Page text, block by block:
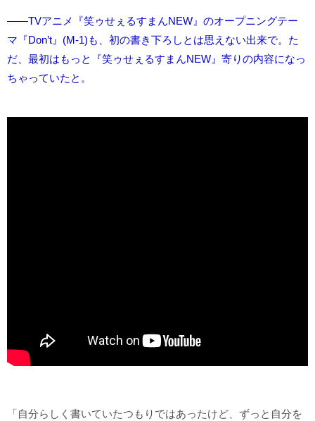
――TVアニメ『笑ゥせぇるすまんNEW』のオープニングテー
マ『Don’t』(M-1)も、初の書き下ろしとは思えない出来で。た
だ、最初はもっと『笑ゥせぇるすまんNEW』寄りの内容になっ
ちゃっていたと。
「自分らしく書いていたつもりではあったけど、ずっと自分を